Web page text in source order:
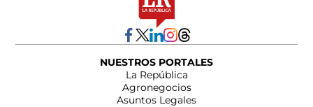
NUESTROS PORTALES
La República
Agronegocios
Asuntos Legales